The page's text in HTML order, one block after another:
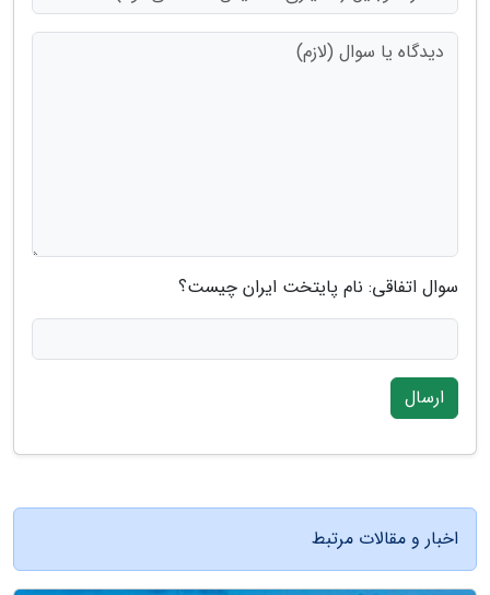
سوال اتفاقی: نام پایتخت ایران چیست؟
ارسال
اخبار و مقالات مرتبط